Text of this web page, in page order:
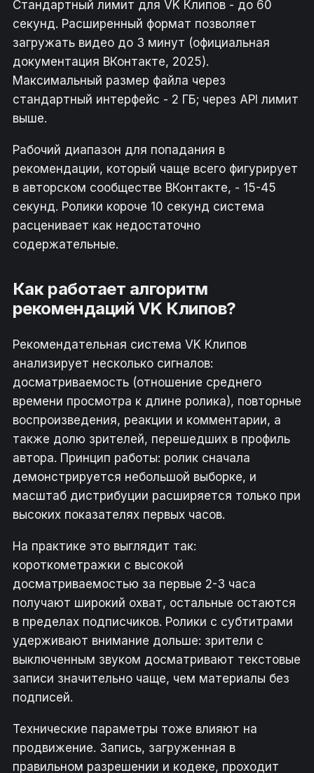
Стандартный лимит для VK Клипов - до 60
секунд. Расширенный формат позволяет
загружать видео до 3 минут (официальная
документация ВКонтакте, 2025).
Максимальный размер файла через
стандартный интерфейс - 2 ГБ; через API лимит
выше.
Рабочий диапазон для попадания в
рекомендации, который чаще всего фигурирует
в авторском сообществе ВКонтакте, - 15-45
секунд. Ролики короче 10 секунд система
расценивает как недостаточно
содержательные.
Как работает алгоритм
рекомендаций VK Клипов?
Рекомендательная система VK Клипов
анализирует несколько сигналов:
досматриваемость (отношение среднего
времени просмотра к длине ролика), повторные
воспроизведения, реакции и комментарии, а
также долю зрителей, перешедших в профиль
автора. Принцип работы: ролик сначала
демонстрируется небольшой выборке, и
масштаб дистрибуции расширяется только при
высоких показателях первых часов.
На практике это выглядит так:
короткометражки с высокой
досматриваемостью за первые 2-3 часа
получают широкий охват, остальные остаются
в пределах подписчиков. Ролики с субтитрами
удерживают внимание дольше: зрители с
выключенным звуком досматривают текстовые
записи значительно чаще, чем материалы без
подписей.
Технические параметры тоже влияют на
продвижение. Запись, загруженная в
правильном разрешении и кодеке, проходит